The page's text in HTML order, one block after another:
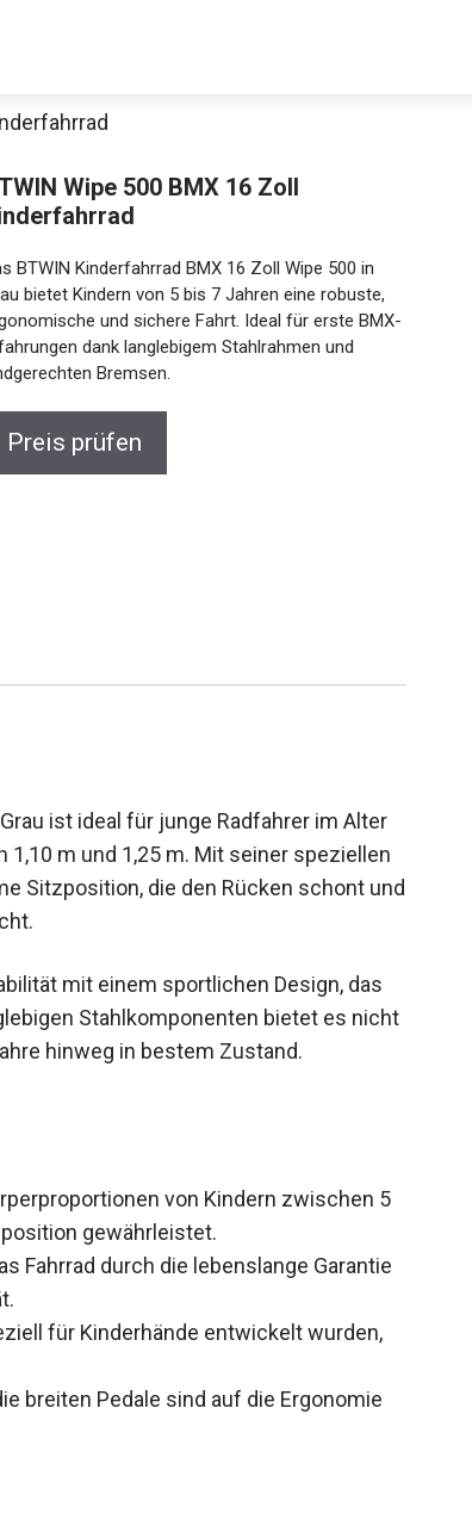
Wipe 500 BMX 16 Zoll
BTWIN Kinderfahrrad BMX 16 Zoll Wipe 500 in
bietet Kindern von 5 bis 7 Jahren eine robuste,
und sichere Fahrt. Ideal für erste
Erfahrungen dank langlebigem Stahlrahmen und
Bremsen.
Preis prüfen
ist ideal für junge Radfahrer im Alter
m und 1,25 m. Mit seiner speziellen
Sitzposition, die den Rücken schont
mit einem sportlichen Design, das
Stahlkomponenten bietet es
Jahre hinweg in bestem Zustand.
von Kindern zwischen 5
gewährleistet.
Fahrrad durch die lebenslange Garantie
für Kinderhände entwickelt wurden,
breiten Pedale sind auf die Ergonomie
Jetzt anschauen